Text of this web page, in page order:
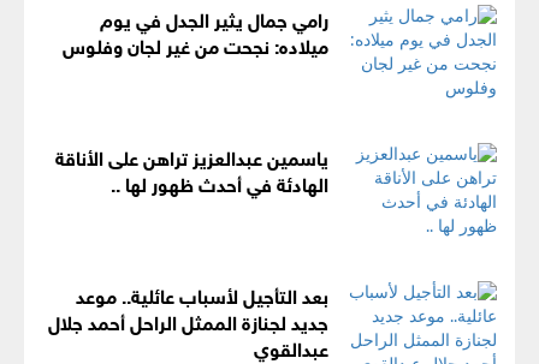
رامي جمال يثير الجدل في يوم
ميلاده: نجحت من غير لجان وفلوس
ياسمين عبدالعزيز تراهن على الأناقة
الهادئة في أحدث ظهور لها ..
بعد التأجيل لأسباب عائلية.. موعد
جديد لجنازة الممثل الراحل أحمد جلال
عبدالقوي